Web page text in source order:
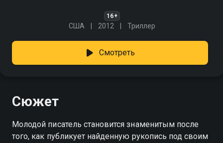
16+
США 2012 Триллер
Смотреть
Сюжет
Молодой писатель становится знаменитым после
того, как публикует найденную рукопись под своим